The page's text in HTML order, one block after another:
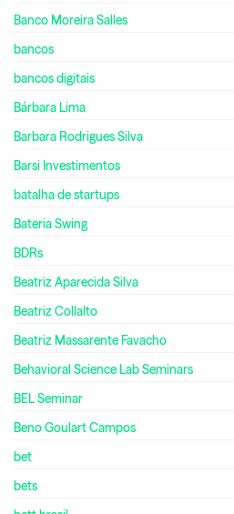
Banco Moreira Salles
bancos
bancos digitais
Bárbara Lima
Barbara Rodrigues Silva
Barsi Investimentos
batalha de startups
Bateria Swing
BDRs
Beatriz Aparecida Silva
Beatriz Collalto
Beatriz Massarente Favacho
Behavioral Science Lab Seminars
BEL Seminar
Beno Goulart Campos
bet
bets